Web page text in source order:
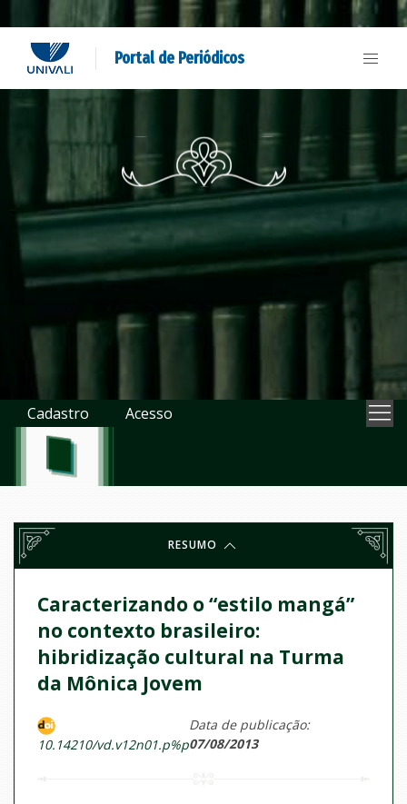
Portal de Periódicos
Cadastro Acesso
RESUMO
Caracterizando o “estilo mangá”
no contexto brasileiro:
hibridização cultural na Turma
da Mônica Jovem
10.14210/vd.v12n01.p%p
Data de publicação:
07/08/2013